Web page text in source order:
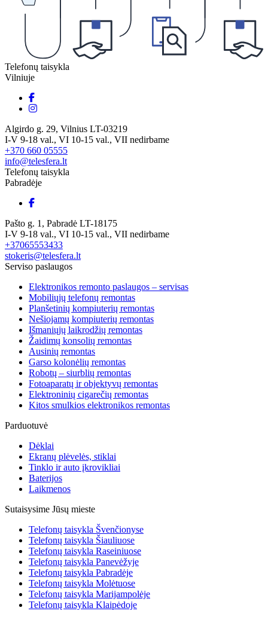
Telefonų taisykla
Vilniuje
Algirdo g. 29, Vilnius LT-03219
I-V 9-18 val., VI 10-15 val., VII nedirbame
+370 660 05555
info@telesfera.lt
Telefonų taisykla
Pabradėje
Pašto g. 1, Pabradė LT-18175
I-V 9-18 val., VI 10-15 val., VII nedirbame
+37065553433
stokeris@telesfera.lt
Serviso paslaugos
Elektronikos remonto paslaugos – servisas
Mobiliųjų telefonų remontas
Planšetinių kompiuterių remontas
Nešiojamų kompiuterių remontas
Išmaniųjų laikrodžių remontas
Žaidimų konsolių remontas
Ausinių remontas
Garso kolonėlių remontas
Robotų – siurblių remontas
Fotoaparatų ir objektyvų remontas
Elektroninių cigarečių remontas
Kitos smulkios elektronikos remontas
Parduotuvė
Dėklai
Ekranų plėvelės, stiklai
Tinklo ir auto įkrovikliai
Baterijos
Laikmenos
Sutaisysime Jūsų mieste
Telefonų taisykla Švenčionyse
Telefonų taisykla Šiauliuose
Telefonų taisykla Raseiniuose
Telefonų taisykla Panevėžyje
Telefonų taisykla Pabradėje
Telefonų taisykla Molėtuose
Telefonų taisykla Marijampolėje
Telefonų taisykla Klaipėdoje